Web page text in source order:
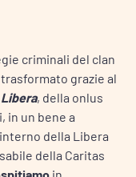
criminali del clan
grazie al
Libera, della onlus
in un bene a
della Libera
della Caritas